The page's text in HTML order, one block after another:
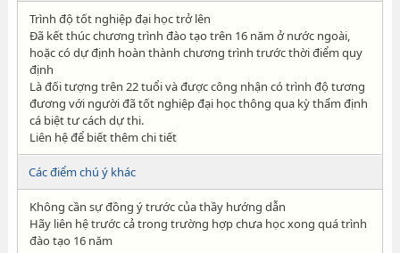
Trình độ tốt nghiệp đại học trở lên
Đã kết thúc chương trình đào tạo trên 16 năm ở nước ngoài,
hoặc có dự định hoàn thành chương trình trước thời điểm quy
định
Là đối tượng trên 22 tuổi và được công nhận có trình độ tương
đương với người đã tốt nghiệp đại học thông qua kỳ thẩm định
cá biệt tư cách dự thi.
Liên hệ để biết thêm chi tiết
Các điểm chú ý khác
Không cần sự đồng ý trước của thầy hướng dẫn
Hãy liên hệ trước cả trong trường hợp chưa học xong quá trình
đào tạo 16 năm